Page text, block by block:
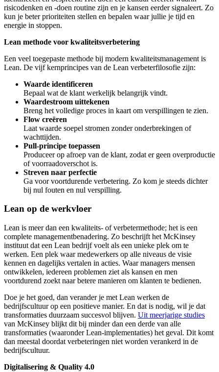
risicodenken en -doen routine zijn en je kansen eerder signaleert. Zo
kun je beter prioriteiten stellen en bepalen waar jullie je tijd en
energie in stoppen.
Lean methode voor kwaliteitsverbetering
Een veel toegepaste methode bij modern kwaliteitsmanagement is
Lean. De vijf kernprincipes van de Lean verbeterfilosofie zijn:
Waarde identificeren
Bepaal wat de klant werkelijk belangrijk vindt.
Waardestroom uittekenen
Breng het volledige proces in kaart om verspillingen te zien.
Flow creëren
Laat waarde soepel stromen zonder onderbrekingen of
wachttijden.
Pull-principe toepassen
Produceer op afroep van de klant, zodat er geen overproductie
of voorraadoverschot is.
Streven naar perfectie
Ga voor voortdurende verbetering. Zo kom je steeds dichter
bij nul fouten en nul verspilling.
Lean op de werkvloer
Lean is meer dan een kwaliteits- of verbetermethode; het is een
complete managementbenadering. Zo beschrijft het McKinsey
instituut dat een Lean bedrijf voelt als een unieke plek om te
werken. Een plek waar medewerkers op alle niveaus de visie
kennen en dagelijks vertalen in acties. Waar managers mensen
ontwikkelen, iedereen problemen ziet als kansen en men
voortdurend zoekt naar betere manieren om klanten te bedienen.
Doe je het goed, dan verander je met Lean werken de
bedrijfscultuur op een positieve manier. En dat is nodig, wil je dat
transformaties duurzaam succesvol blijven. Uit meerjarige studies
van McKinsey blijkt dit bij minder dan een derde van alle
transformaties (waaronder Lean-implementaties) het geval. Dit komt
dan meestal doordat verbeteringen niet worden verankerd in de
bedrijfscultuur.
Digitalisering & Quality 4.0